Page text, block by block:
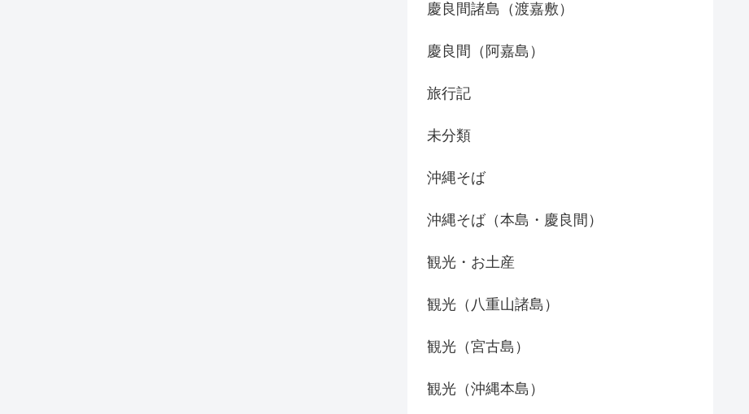
慶良間諸島（渡嘉敷）
慶良間（阿嘉島）
旅行記
未分類
沖縄そば
沖縄そば（本島・慶良間）
観光・お土産
観光（八重山諸島）
観光（宮古島）
観光（沖縄本島）